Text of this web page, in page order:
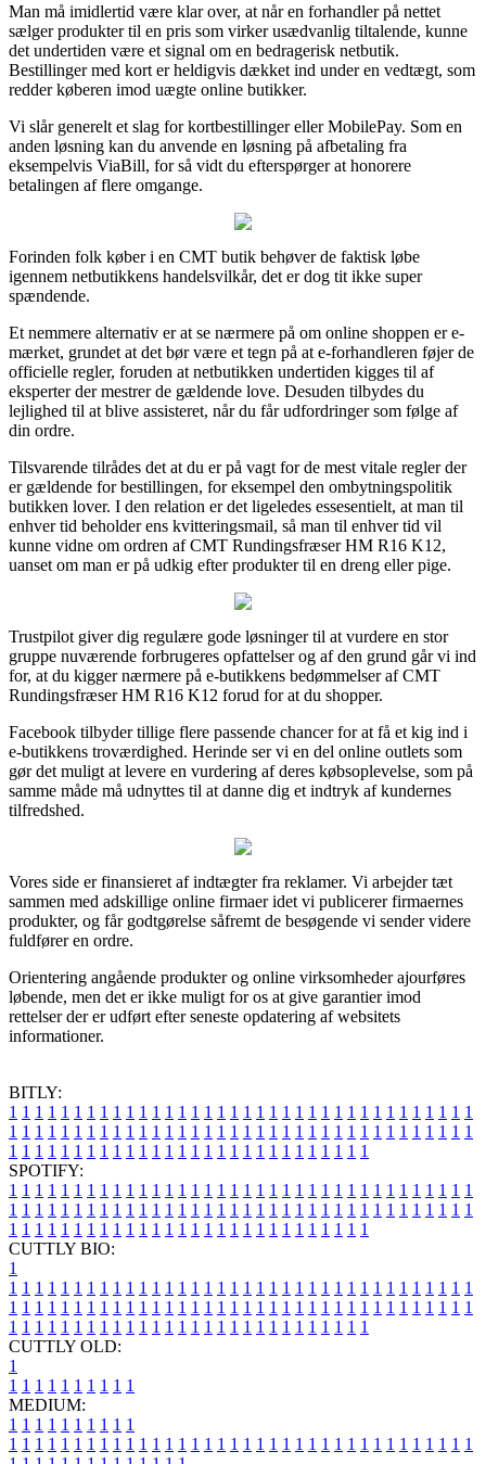
Man må imidlertid være klar over, at når en forhandler på nettet
sælger produkter til en pris som virker usædvanlig tiltalende, kunne
det undertiden være et signal om en bedragerisk netbutik.
Bestillinger med kort er heldigvis dækket ind under en vedtægt, som
redder køberen imod uægte online butikker.
Vi slår generelt et slag for kortbestillinger eller MobilePay. Som en
anden løsning kan du anvende en løsning på afbetaling fra
eksempelvis ViaBill, for så vidt du efterspørger at honorere
betalingen af flere omgange.
Forinden folk køber i en CMT butik behøver de faktisk løbe
igennem netbutikkens handelsvilkår, det er dog tit ikke super
spændende.
Et nemmere alternativ er at se nærmere på om online shoppen er e-
mærket, grundet at det bør være et tegn på at e-forhandleren føjer de
officielle regler, foruden at netbutikken undertiden kigges til af
eksperter der mestrer de gældende love. Desuden tilbydes du
lejlighed til at blive assisteret, når du får udfordringer som følge af
din ordre.
Tilsvarende tilrådes det at du er på vagt for de mest vitale regler der
er gældende for bestillingen, for eksempel den ombytningspolitik
butikken lover. I den relation er det ligeledes essesentielt, at man til
enhver tid beholder ens kvitteringsmail, så man til enhver tid vil
kunne vidne om ordren af CMT Rundingsfræser HM R16 K12,
uanset om man er på udkig efter produkter til en dreng eller pige.
Trustpilot giver dig regulære gode løsninger til at vurdere en stor
gruppe nuværende forbrugeres opfattelser og af den grund går vi ind
for, at du kigger nærmere på e-butikkens bedømmelser af CMT
Rundingsfræser HM R16 K12 forud for at du shopper.
Facebook tilbyder tillige flere passende chancer for at få et kig ind i
e-butikkens troværdighed. Herinde ser vi en del online outlets som
gør det muligt at levere en vurdering af deres købsoplevelse, som på
samme måde må udnyttes til at danne dig et indtryk af kundernes
tilfredshed.
Vores side er finansieret af indtægter fra reklamer. Vi arbejder tæt
sammen med adskillige online firmaer idet vi publicerer firmaernes
produkter, og får godtgørelse såfremt de besøgende vi sender videre
fuldfører en ordre.
Orientering angående produkter og online virksomheder ajourføres
løbende, men det er ikke muligt for os at give garantier imod
rettelser der er udført efter seneste opdatering af websitets
informationer.
BITLY:
1 1 1 1 1 1 1 1 1 1 1 1 1 1 1 1 1 1 1 1 1 1 1 1 1 1 1 1 1 1 1 1 1 1 1 1
1 1 1 1 1 1 1 1 1 1 1 1 1 1 1 1 1 1 1 1 1 1 1 1 1 1 1 1 1 1 1 1 1 1 1 1
1 1 1 1 1 1 1 1 1 1 1 1 1 1 1 1 1 1 1 1 1 1 1 1 1 1 1 1
SPOTIFY:
1 1 1 1 1 1 1 1 1 1 1 1 1 1 1 1 1 1 1 1 1 1 1 1 1 1 1 1 1 1 1 1 1 1 1 1
1 1 1 1 1 1 1 1 1 1 1 1 1 1 1 1 1 1 1 1 1 1 1 1 1 1 1 1 1 1 1 1 1 1 1 1
1 1 1 1 1 1 1 1 1 1 1 1 1 1 1 1 1 1 1 1 1 1 1 1 1 1 1 1
CUTTLY BIO:
1
1 1 1 1 1 1 1 1 1 1 1 1 1 1 1 1 1 1 1 1 1 1 1 1 1 1 1 1 1 1 1 1 1 1 1 1
1 1 1 1 1 1 1 1 1 1 1 1 1 1 1 1 1 1 1 1 1 1 1 1 1 1 1 1 1 1 1 1 1 1 1 1
1 1 1 1 1 1 1 1 1 1 1 1 1 1 1 1 1 1 1 1 1 1 1 1 1 1 1 1
CUTTLY OLD:
1
1 1 1 1 1 1 1 1 1 1
MEDIUM:
1 1 1 1 1 1 1 1 1 1
1 1 1 1 1 1 1 1 1 1 1 1 1 1 1 1 1 1 1 1 1 1 1 1 1 1 1 1 1 1 1 1 1 1 1 1